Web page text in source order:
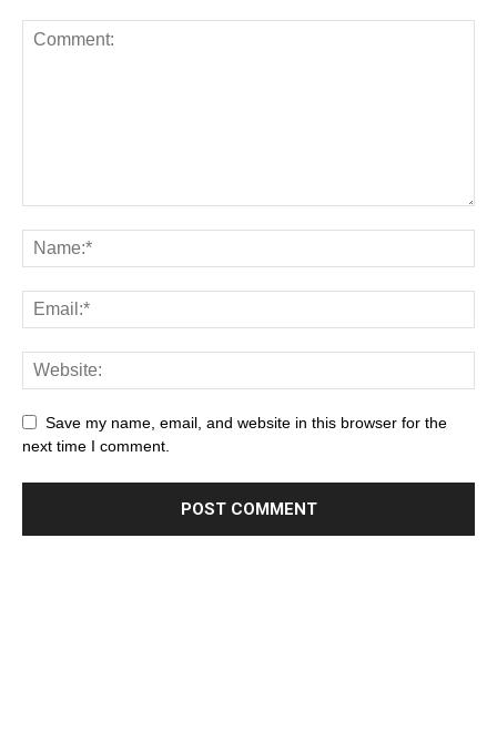
Save my name, email, and website in this browser for the
next time I comment.